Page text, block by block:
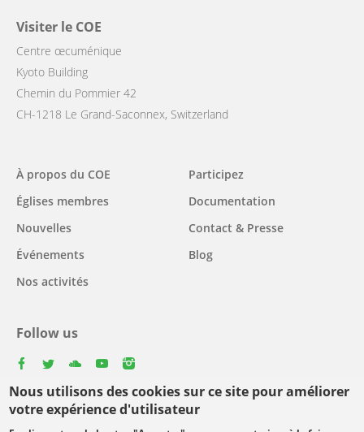
Nous utilisons des cookies sur ce site pour améliorer
votre expérience d'utilisateur
Visiter le COE
Centre œcuménique
Kyoto Building
Chemin du Pommier 42
CH-1218 Le Grand-Saconnex, Switzerland
Main
navigation
À propos du COE
Églises membres
Nouvelles
Événements
Nos activités
Participez
Documentation
Contact & Presse
Blog
Follow us
Select
your